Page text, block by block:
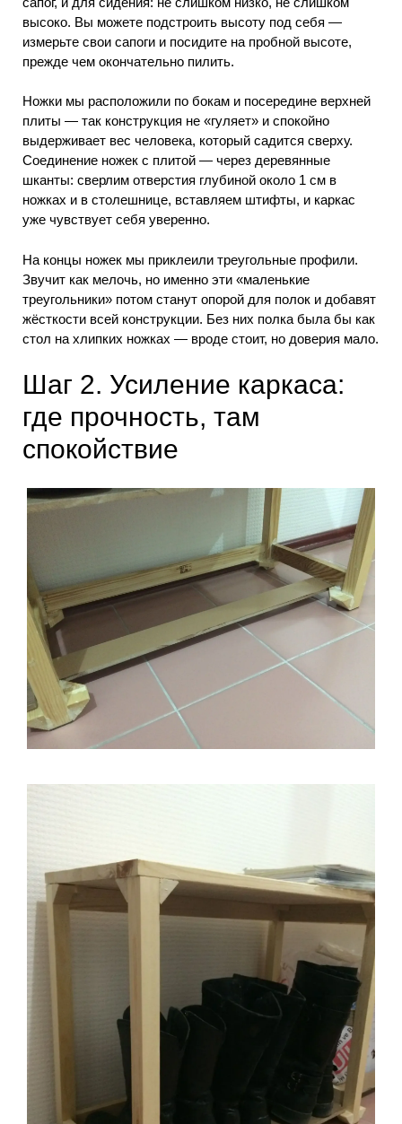
высоко. Вы можете подстроить высоту под себя —
измерьте свои сапоги и посидите на пробной высоте,
прежде чем окончательно пилить.
Ножки мы расположили по бокам и посередине верхней
плиты — так конструкция не «гуляет» и спокойно
выдерживает вес человека, который садится сверху.
Соединение ножек с плитой — через деревянные
шканты: сверлим отверстия глубиной около 1 см в
ножках и в столешнице, вставляем штифты, и каркас
уже чувствует себя уверенно.
На концы ножек мы приклеили треугольные профили.
Звучит как мелочь, но именно эти «маленькие
треугольники» потом станут опорой для полок и добавят
жёсткости всей конструкции. Без них полка была бы как
стол на хлипких ножках — вроде стоит, но доверия мало.
Шаг 2. Усиление каркаса:
где прочность, там
спокойствие